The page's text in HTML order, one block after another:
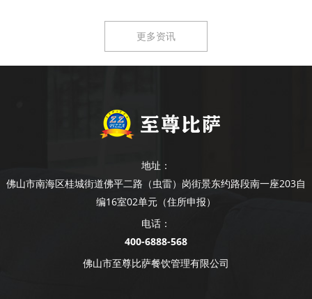
更多资讯
地址：
佛山市南海区桂城街道佛平二路（虫雷）岗街景东约路段南一座203自
编16室02单元（住所申报）
电话：
400-6888-568
佛山市至尊比萨餐饮管理有限公司